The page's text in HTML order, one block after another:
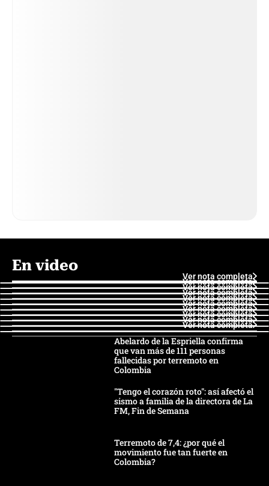
En video
Ver nota completa
Ver nota completa
Ver nota completa
Ver nota completa
Ver nota completa
Ver nota completa
Ver nota completa
Ver nota completa
Ver nota completa
Ver nota completa
Abelardo de la Espriella confirma
que van más de 111 personas
fallecidas por terremoto en
Colombia
"Tengo el corazón roto": así afectó el
sismo a familia de la directora de La
FM, Fin de Semana
Terremoto de 7,4: ¿por qué el
movimiento fue tan fuerte en
Colombia?